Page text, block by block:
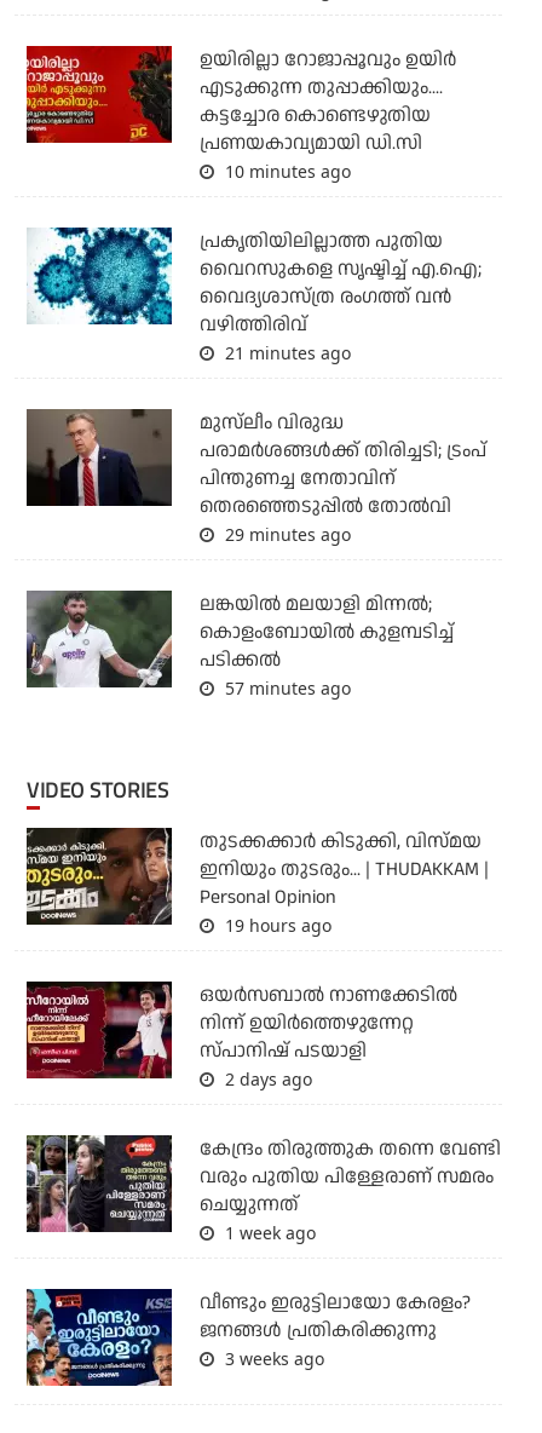
ഉയിരില്ലാ റോജാപ്പൂവും ഉയിര്‍
എടുക്കുന്ന തുപ്പാക്കിയും....
കട്ടച്ചോര കൊണ്ടെഴുതിയ
പ്രണയകാവ്യമായി ഡി.സി
10 minutes ago
പ്രകൃതിയിലില്ലാത്ത പുതിയ
വൈറസുകളെ സൃഷ്ടിച്ച് എ.ഐ;
വൈദ്യശാസ്ത്ര രംഗത്ത് വന്‍
വഴിത്തിരിവ്
21 minutes ago
മുസ്‌ലീം വിരുദ്ധ
പരാമര്‍ശങ്ങള്‍ക്ക് തിരിച്ചടി; ട്രംപ്
പിന്തുണച്ച നേതാവിന്
തെരഞ്ഞെടുപ്പില്‍ തോല്‍വി
29 minutes ago
ലങ്കയില്‍ മലയാളി മിന്നല്‍;
കൊളംബോയിൽ കുളമ്പടിച്ച്
പടിക്കല്‍
57 minutes ago
VIDEO STORIES
തുടക്കക്കാര്‍ കിടുക്കി, വിസ്മയ
ഇനിയും തുടരും... | THUDAKKAM |
Personal Opinion
19 hours ago
ഒയര്‍സബാൽ നാണക്കേടിൽ
നിന്ന് ഉയിർത്തെഴുന്നേറ്റ
സ്പാനിഷ് പടയാളി
2 days ago
കേന്ദ്രം തിരുത്തുക തന്നെ വേണ്ടി
വരും പുതിയ പിള്ളേരാണ് സമരം
ചെയ്യുന്നത്
1 week ago
വീണ്ടും ഇരുട്ടിലായോ കേരളം?
ജനങ്ങൾ പ്രതികരിക്കുന്നു
3 weeks ago